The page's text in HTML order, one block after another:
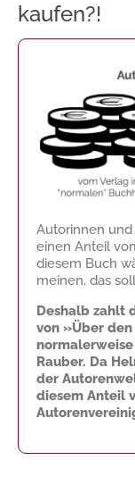
kaufen?!
Autorinnen
einen Anteil
diesem Buch
meinen, das
Deshalb zahlt
von »Über
Rauber. Da
der
diesem Anteil